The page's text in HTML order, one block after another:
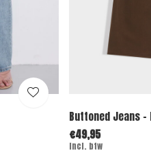
Buttoned Jeans -
€49,95
Incl. btw